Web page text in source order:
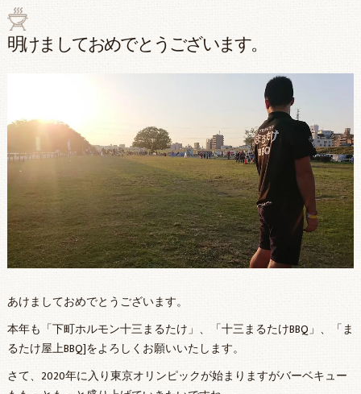
明けましておめでとうございます。
あけましておめでとうございます。
本年も「下町ホルモン十三まるたけ」、「十三まるたけBBQ」、「ま
るたけ屋上BBQ]をよろしくお願いいたします。
さて、2020年に入り東京オリンピックが始まりますがバーベキュー